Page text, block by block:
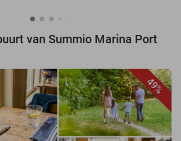
van Summio Marina Port
49%